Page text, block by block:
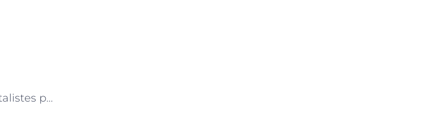
Les agents environnementalistes parisiens et la lutte contre la pollution lumineuse